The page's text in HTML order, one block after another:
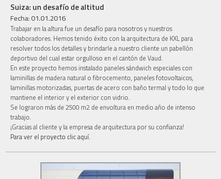
Suiza: un desafío de altitud
Fecha: 01.01.2016
Trabajar en la altura fue un desafío para nosotros y nuestros
colaboradores. Hemos tenido éxito con la arquitectura de KXL para
resolver todos los detalles y brindarle a nuestro cliente un pabellón
deportivo del cual estar orgulloso en el cantón de Vaud.
En este proyecto hemos instalado paneles sándwich especiales con
laminillas de madera natural o fibrocemento, paneles fotovoltaicos,
laminillas motorizadas, puertas de acero con baño termal y todo lo que
mantiene el interior y el exterior con vidrio.
Se lograron más de 2500 m2 de envoltura en medio año de intenso
trabajo.
¡Gracias al cliente y la empresa de arquitectura por su confianza!
Para ver el proyecto clic aquí.